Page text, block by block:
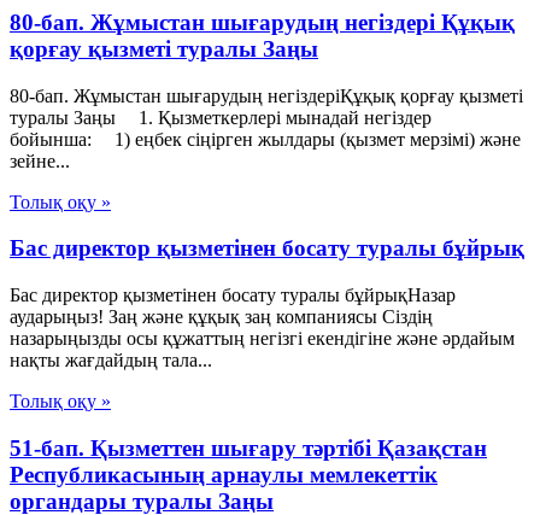
80-бап. Жұмыстан шығарудың негіздері Құқық
қорғау қызметі туралы Заңы
80-бап. Жұмыстан шығарудың негіздеріҚұқық қорғау қызметі
туралы Заңы 1. Қызметкерлері мынадай негіздер
бойынша: 1) еңбек сіңірген жылдары (қызмет мерзімі) және
зейне...
Толық оқу »
Бас директор қызметінен босату туралы бұйрық
Бас директор қызметінен босату туралы бұйрықНазар
аударыңыз! Заң және құқық заң компаниясы Сіздің
назарыңызды осы құжаттың негізгі екендігіне және әрдайым
нақты жағдайдың тала...
Толық оқу »
51-бап. Қызметтен шығару тәртібі Қазақстан
Республикасының арнаулы мемлекеттік
органдары туралы Заңы